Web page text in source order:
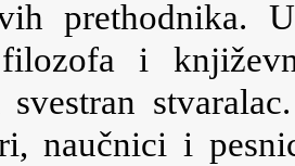
prethodnika.
filozofa i
svestran
naučnici i